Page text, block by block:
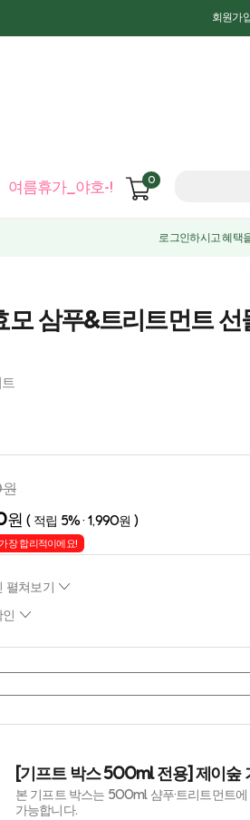
회원가
여름휴가_야호-! 0
로그인하시고 혜택
모 삼푸&트리트먼트 선
원 ( 적립 5% · 1,990원 )
장 합리적이에요!
펼쳐보기
[기프트 박스 500ml 전용] 제이숲
본 기프트 박스는 500ml 샴푸·트리트먼트
가능합니다.